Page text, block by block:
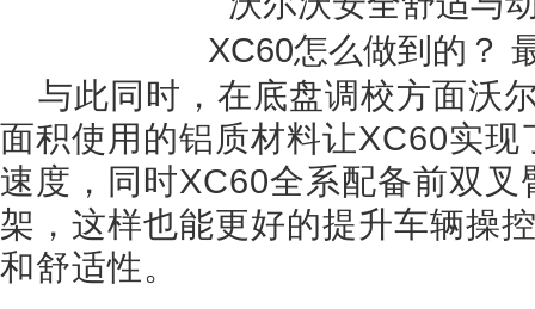
与此同时，在底盘调校方面沃
面积使用的铝质材料让XC60实
速度，同时XC60全系配备前双
架，这样也能更好的提升车辆操
和舒适性。